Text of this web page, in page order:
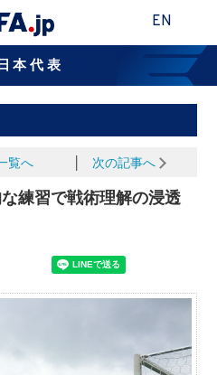
EN
日本代表
覧へ 次の記事へ
練習で戦術理解の浸透